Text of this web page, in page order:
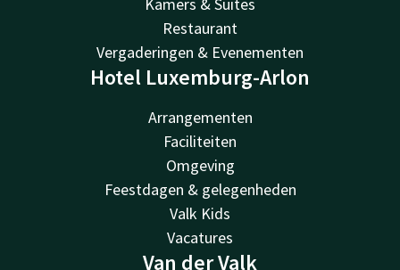
Kamers & Suites
Restaurant
Vergaderingen & Evenementen
Hotel Luxemburg-Arlon
Arrangementen
Faciliteiten
Omgeving
Feestdagen & gelegenheden
Valk Kids
Vacatures
Van der Valk